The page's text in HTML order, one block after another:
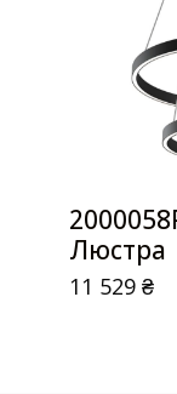
Люстра
11 529₴